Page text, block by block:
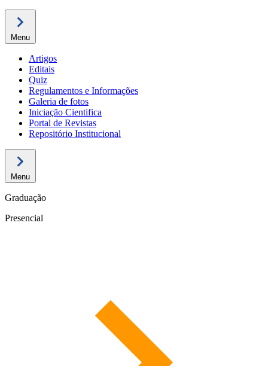
Menu
Artigos
Editais
Quiz
Regulamentos e Informações
Galeria de fotos
Iniciação Cientifica
Portal de Revistas
Repositório Institucional
Menu
Graduação
Presencial